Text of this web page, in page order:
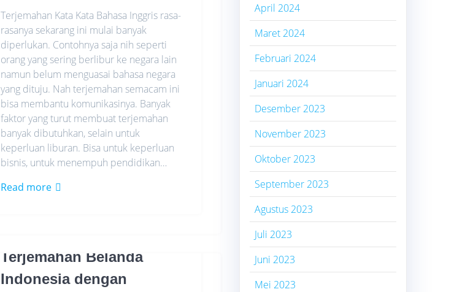
Terjemahan Kata Kata Bahasa Inggris rasa-
rasanya sekarang ini mulai banyak
diperlukan. Contohnya saja nih seperti
orang yang sering berlibur ke negara lain
namun belum menguasai bahasa negara
yang dituju. Nah terjemahan semacam ini
bisa membantu komunikasinya. Banyak
faktor yang turut membuat terjemahan
banyak dibutuhkan, selain untuk
keperluan liburan. Bisa untuk keperluan
bisnis, untuk menempuh pendidikan…
Read more
Terjemahan Belanda
Indonesia dengan
April 2024
Maret 2024
Februari 2024
Januari 2024
Desember 2023
November 2023
Oktober 2023
September 2023
Agustus 2023
Juli 2023
Juni 2023
Mei 2023